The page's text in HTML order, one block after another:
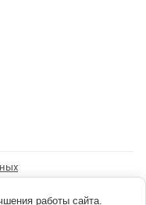
работы сайта.